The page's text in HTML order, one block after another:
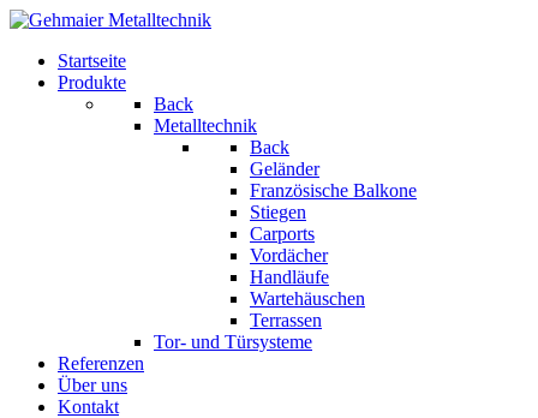
Startseite
Produkte
Back
Metalltechnik
Back
Geländer
Französische Balkone
Stiegen
Carports
Vordächer
Handläufe
Wartehäuschen
Terrassen
Tor- und Türsysteme
Referenzen
Über uns
Kontakt